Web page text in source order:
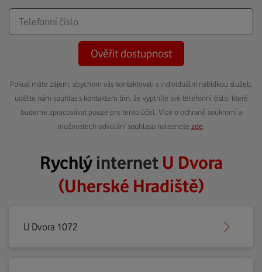
Ověřit dostupnost
Pokud máte zájem, abychom vás kontaktovali s individuální nabídkou služeb,
udělte nám souhlas s kontaktem tím, že vyplníte své telefonní číslo, které
budeme zpracovávat pouze pro tento účel. Více o ochraně soukromí a
možnostech odvolání souhlasu naleznete zde
Rychlýinternet U Dvora
(Uherské Hradiště)
U Dvora 1072